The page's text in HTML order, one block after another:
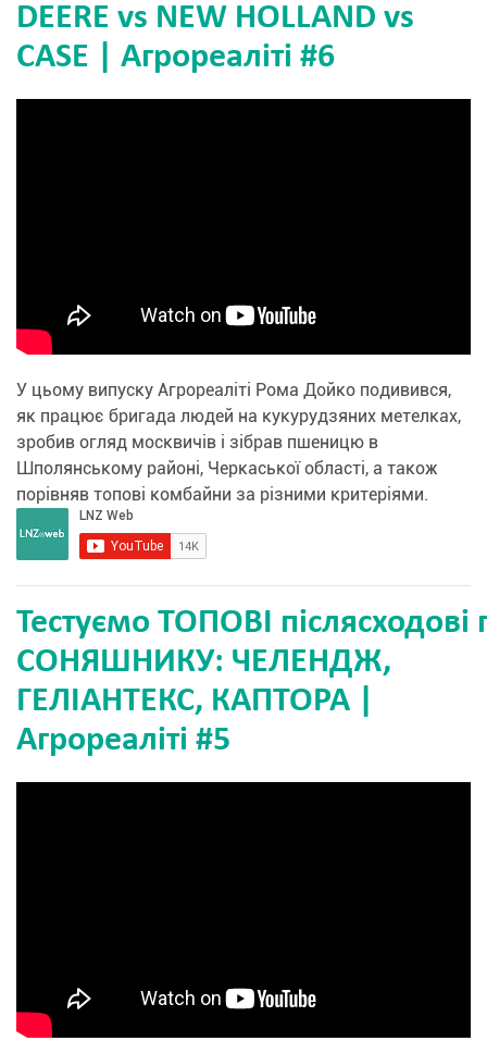
DEERE vs NEW HOLLAND vs
CASE | Агрореаліті #6
У цьому випуску Агрореаліті Рома Дойко подивився,
як працює бригада людей на кукурудзяних метелках,
зробив огляд москвичів і зібрав пшеницю в
Шполянському районі, Черкаської області, а також
порівняв топові комбайни за різними критеріями.
Тестуємо ТОПОВІ післясходові
СОНЯШНИКУ: ЧЕЛЕНДЖ,
ГЕЛІАНТЕКС, КАПТОРА |
Агрореаліті #5